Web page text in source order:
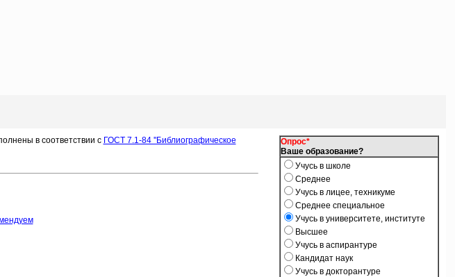
в соответствии с ГОСТ 7.1-84 ''Библиографическое
Опрос*
Ваше образование?
Учусь в школе
Среднее
Учусь в лицее, техникуме
Среднее специальное
Учусь в университете, институте
Высшее
Учусь в аспирантуре
Кандидат наук
Учусь в докторантуре